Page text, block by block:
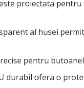
proiectata
al husei
pentru
durabil ofera o